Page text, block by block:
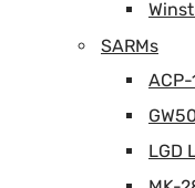
SARMs
ACP-
LGD